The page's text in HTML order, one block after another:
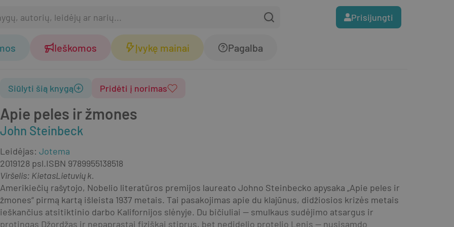
Prisijungti
Ieškomos Įvykę mainai Pagalba
Apie peles ir žmones
John Steinbeck
Siūlyti šią knygą Pridėti į norimas
Leidėjas: Jotema
2019128 psl.ISBN 9789955138518
Viršelis: KietasLietuvių k.
Amerikiečių rašytojo, Nobelio literatūros premijos laureato Johno Steinbecko apysaka „Apie peles ir
žmones“ pirmą kartą išleista 1937 metais. Tai pasakojimas apie du klajūnus, didžiosios krizės metais
ieškančius atsitiktinio darbo Kalifornijos slėnyje. Du bičiuliai — smulkaus sudėjimo atsargus ir
protingas Džordžas ir nepaprastai fiziškai stiprus, bet nedidelio protelio Lenis — nusisamdo